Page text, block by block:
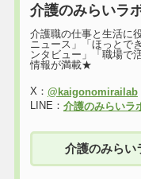
介護のみらいラ
介護職の仕事と生活に
ニュース」「ほっとで
ンタビュー」「職場で
情報が満載★
X： @kaigonomirailab
LINE： 介護のみらいラ
介護のみらい